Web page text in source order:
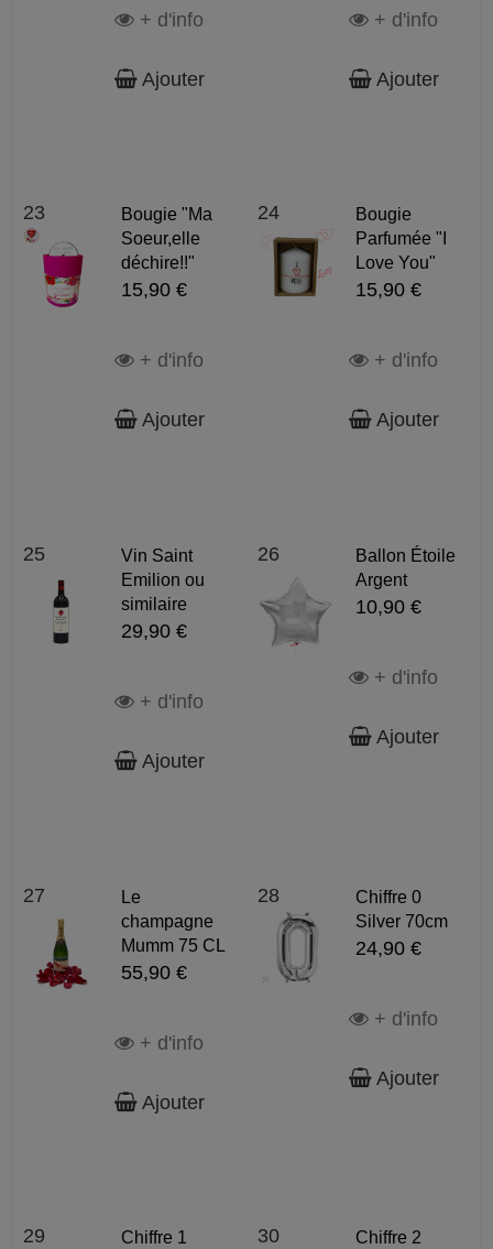
+ d'info
Ajouter
+ d'info
Ajouter
23
Bougie "Ma
Soeur,elle
déchire!!"
15,90 €
+ d'info
Ajouter
24
Bougie
Parfumée "I
Love You"
15,90 €
+ d'info
Ajouter
25
Vin Saint
Emilion ou
similaire
29,90 €
+ d'info
Ajouter
26
Ballon Étoile
Argent
10,90 €
+ d'info
Ajouter
27
Le
champagne
Mumm 75 CL
55,90 €
+ d'info
Ajouter
28
Chiffre 0
Silver 70cm
24,90 €
+ d'info
Ajouter
29
Chiffre 1
30
Chiffre 2